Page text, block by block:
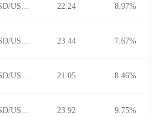
22.24 8.97%
23.44 7.67%
21.05 8.46%
23.92 9.75%